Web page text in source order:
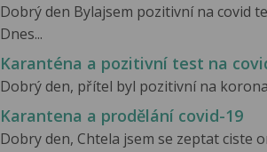
Dobrý den Bylajsem pozitivní na covid
Dnes...
Karanténa a pozitivní test na
Dobrý den, přítel byl pozitivní na
Karantena a prodělání covid-19
Dobry den, Chtela jsem se zeptat ciste